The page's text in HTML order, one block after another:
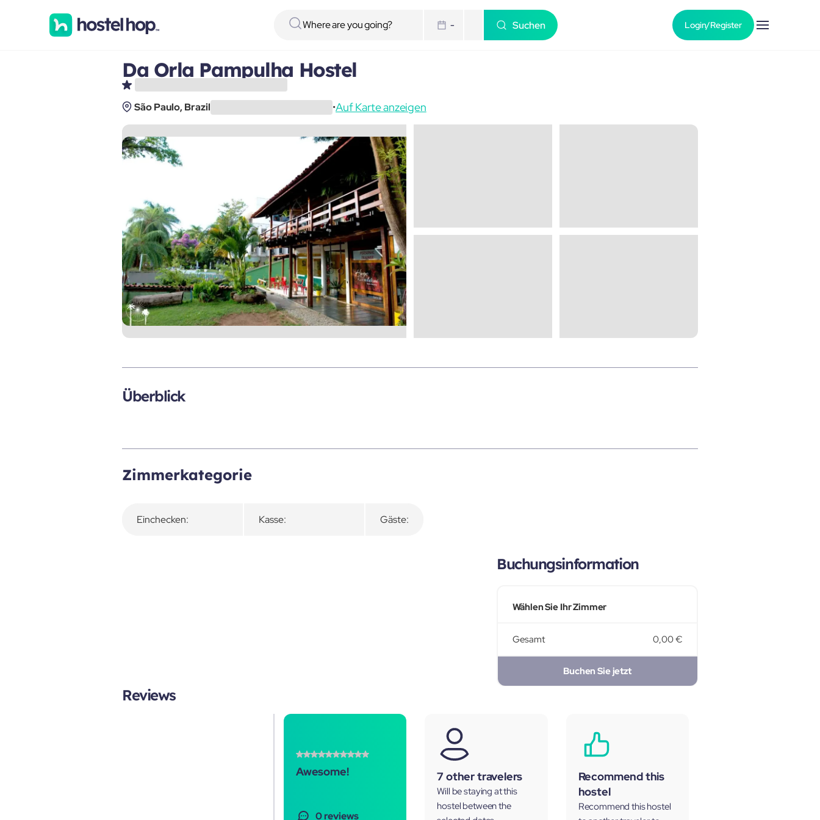
- Suchen Login/Register
Da Orla Pampulha Hostel
São Paulo, Brazil •Auf Karte anzeigen
Überblick
Zimmerkategorie
Einchecken: Kasse: Gäste:
Buchungsinformation
Wählen Sie Ihr Zimmer
Gesamt 0,00 €
Buchen Sie jetzt
Reviews
Awesome!
0 reviews
7 other travelers
Will be staying at this
hostel between the
Recommend this
hostel
Recommend this hostel